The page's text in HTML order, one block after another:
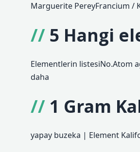
Marguerite PereyFrancium /
5 Hangi
Elementlerin listesiNo.Atom
daha
1 Gram
yapay buzeka | Element